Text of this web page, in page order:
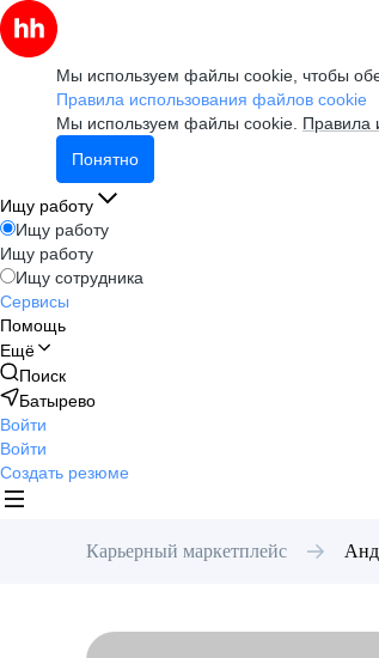
Мы используем файлы cookie, чтобы
Правила использования файлов cookie
Мы используем файлы cookie. Правила
Понятно
Ищу работу
Ищу работу
Ищу работу
Ищу сотрудника
Сервисы
Помощь
Ещё
Поиск
Батырево
Войти
Войти
Создать резюме
Карьерный маркетплейс